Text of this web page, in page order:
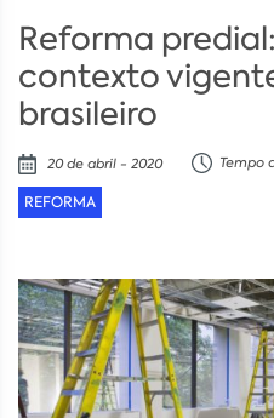
Reforma
contexto
brasileiro
20 de abril - 2020 Tempo
REFORMA